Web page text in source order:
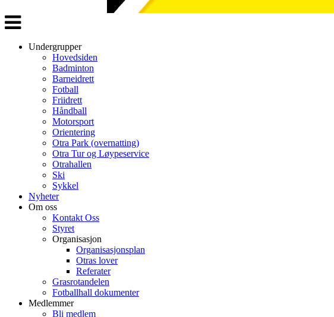
Veksle
navigasjon
Undergrupper
Hovedsiden
Badminton
Barneidrett
Fotball
Friidrett
Håndball
Motorsport
Orientering
Otra Park (overnatting)
Otra Tur og Løypeservice
Otrahallen
Ski
Sykkel
Nyheter
Om oss
Kontakt Oss
Styret
Organisasjon
Organisasjonsplan
Otras lover
Referater
Grasrotandelen
Fotballhall dokumenter
Medlemmer
Bli medlem